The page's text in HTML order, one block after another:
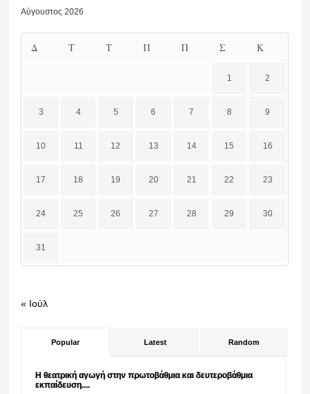
Αύγουστος 2026
Δ Τ Τ Π Π Σ Κ
1 2
3 4 5 6 7 8 9
10 11 12 13 14 15 16
17 18 19 20 21 22 23
24 25 26 27 28 29 30
31
« Ιούλ
Popular Latest Random
Η θεατρική αγωγή στην πρωτοβάθμια και δευτεροβάθμια
εκπαίδευση....